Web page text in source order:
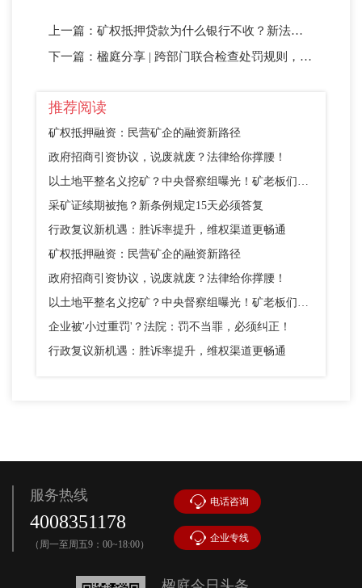
上一篇： 矿权抵押贷款为什么银行不收？新法这样破解
下一篇： 楹庭分享 | 跨部门联合检查处罚规则，多部门执法如何合规应对
推荐阅读
矿权抵押融资：民营矿企的融资新路径
政府招商引资协议，说废就废？法律给你撑腰！
以土地平整名义挖矿？中央督察组曝光！矿老板们别踩这个坑
采矿证续期被拖？新条例规定15天必须答复
行政复议新机遇：胜诉率提升，维权渠道更畅通
矿权抵押融资：民营矿企的融资新路径
政府招商引资协议，说废就废？法律给你撑腰！
以土地平整名义挖矿？中央督察组曝光！矿老板们别踩这个坑
企业被'小过重罚'？法院：罚不当罪，必须纠正！
行政复议新机遇：胜诉率提升，维权渠道更畅通
服务热线
4008351178
（周一至周五9：00~18:00）
电话咨询
企业专线